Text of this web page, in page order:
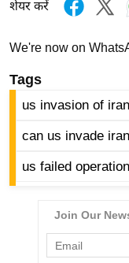
इ
स्टा
इ
क्नॉ
शेयर करें
We're now on
Tags
us invasion of iran
can us invade iran
us failed